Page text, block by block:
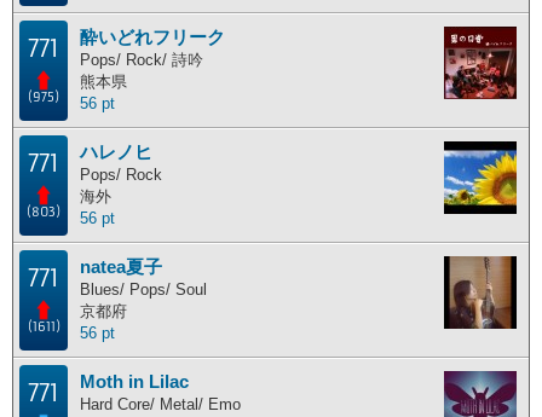
ポイント獲得履歴
771
(975)
酔いどれフリーク
Pops/ Rock/ 詩吟
熊本県
56 pt
771
(803)
ハレノヒ
Pops/ Rock
海外
56 pt
771
(1611)
natea夏子
Blues/ Pops/ Soul
京都府
56 pt
771 Moth in Lilac
Hard Core/ Metal/ Emo